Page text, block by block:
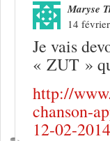
Maryse
14
Je vais
« ZUT »
http://
chanson-
12-02-